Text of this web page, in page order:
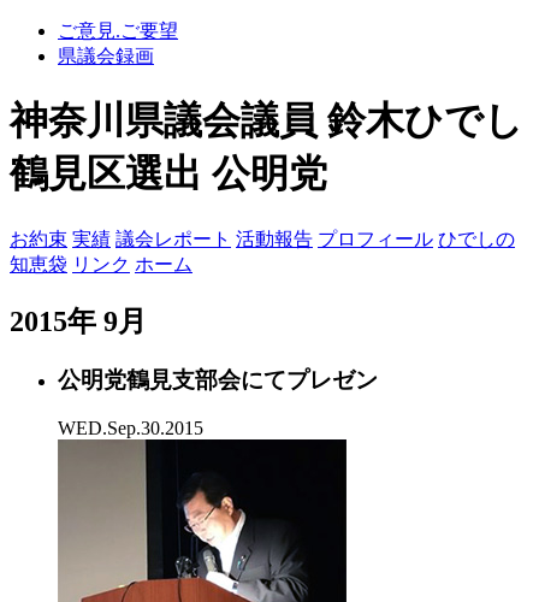
ご意見.ご要望
県議会録画
神奈川県議会議員 鈴木ひでし
鶴見区選出 公明党
お約束 実績 議会レポート 活動報告 プロフィール ひでしの
知恵袋 リンク ホーム
2015年 9月
公明党鶴見支部会にてプレゼン
WED.Sep.30.2015